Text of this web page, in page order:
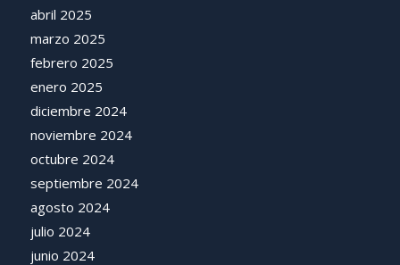
abril 2025
marzo 2025
febrero 2025
enero 2025
diciembre 2024
noviembre 2024
octubre 2024
septiembre 2024
agosto 2024
julio 2024
junio 2024